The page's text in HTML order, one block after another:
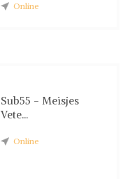
Online
Sub55 - Meisjes
Vete...
Online